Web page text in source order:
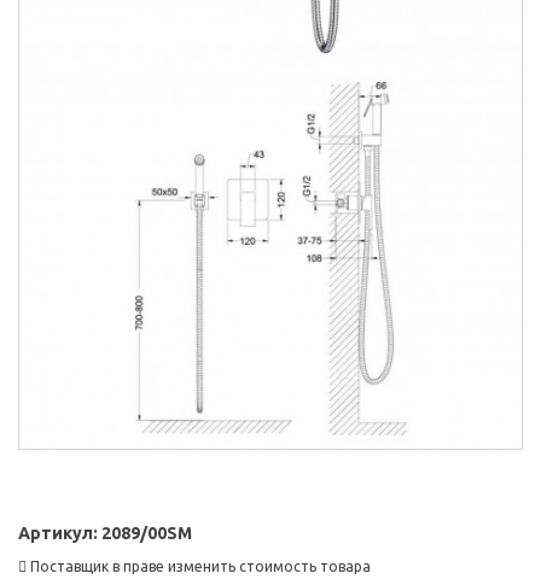
Артикул: 2089/00SM
Поставщик в праве изменить стоимость товара